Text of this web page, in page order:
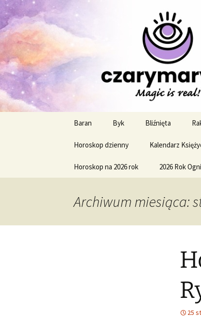
Profesjonalne
treści
Baran Byk Bliźnięta
Horoskop dzienny Kalendarz
Horoskop na 2026 rok 2026 Rok
Archiwum miesiąca:
25